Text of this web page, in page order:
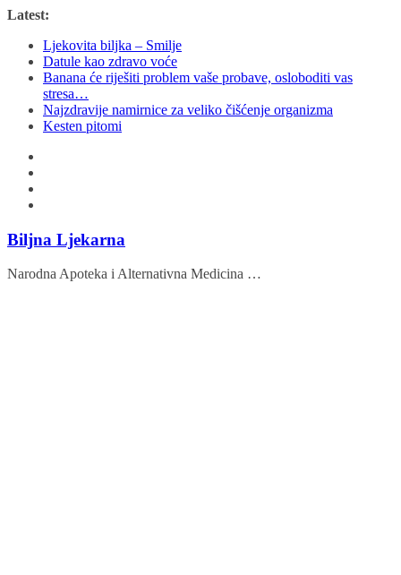
Skip
content
Latest:
Ljekovita biljka – Smilje
Datule kao zdravo voće
Banana će riješiti problem vaše probave, osloboditi vas
stresa…
Najzdravije namirnice za veliko čišćenje organizma
Kesten pitomi
Biljna Ljekarna
Narodna Apoteka i Alternativna Medicina …